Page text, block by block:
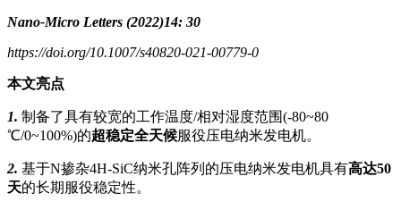
Nano-Micro Letters (2022)14: 30
https://doi.org/10.1007/s40820-021-00779-0
本文亮点
1. 制备了具有较宽的工作温度/相对湿度范围(-80~80
℃/0~100%)的超稳定全天候服役压电纳米发电机。
2. 基于N掺杂4H-SiC纳米孔阵列的压电纳米发电机具有高达50
天的长期服役稳定性。